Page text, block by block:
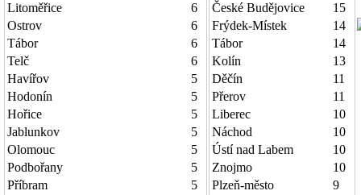
Litoměřice
6
Ostrov
6
Tábor
6
Telč
6
Havířov
5
Hodonín
5
Hořice
5
Jablunkov
5
Olomouc
5
Podbořany
5
Příbram
5
České Budějovice
15
Frýdek-Místek
14
Tábor
14
Kolín
13
Děčín
11
Přerov
11
Liberec
10
Náchod
10
Ústí nad Labem
10
Znojmo
10
Plzeň-město
9